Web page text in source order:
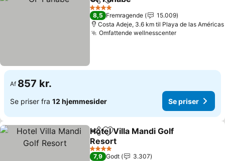
Del Føj til favoritter
4 Stjerner
8,5 Fremragende
15.009
Costa Adeje, 3.6 km til Playa de las Américas
Omfattende wellnesscenterSe priser
Af 857 kr.
Se priser fra 12 hjemmesider Se priser
Del Føj til favoritter
Hotel Villa Mandi Golf
Resort
Se priser
4 Stjerner
7,9 Godt
3.307